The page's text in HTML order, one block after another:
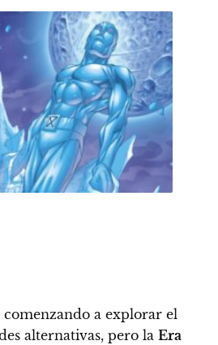
comenzando a explorar el
alternativas, pero la Era